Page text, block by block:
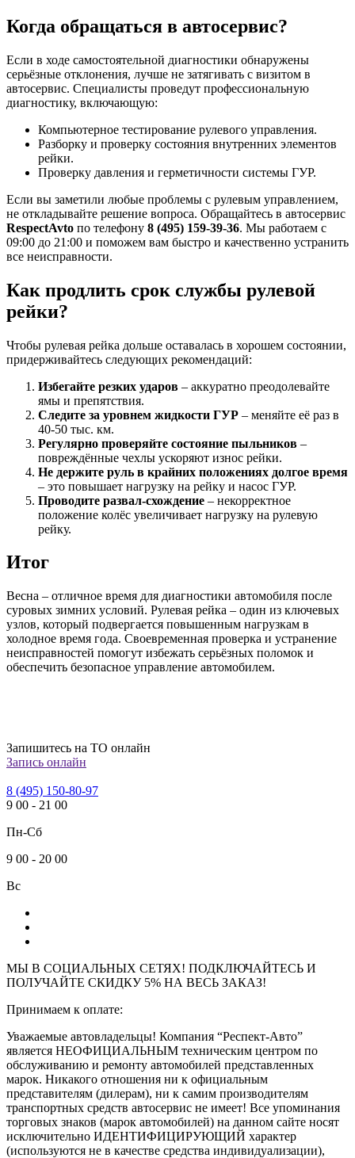
Когда обращаться в автосервис?
Если в ходе самостоятельной диагностики обнаружены
серьёзные отклонения, лучше не затягивать с визитом в
автосервис. Специалисты проведут профессиональную
диагностику, включающую:
Компьютерное тестирование рулевого управления.
Разборку и проверку состояния внутренних элементов
рейки.
Проверку давления и герметичности системы ГУР.
Если вы заметили любые проблемы с рулевым управлением,
не откладывайте решение вопроса. Обращайтесь в автосервис
RespectAvto по телефону 8 (495) 159-39-36. Мы работаем с
09:00 до 21:00 и поможем вам быстро и качественно устранить
все неисправности.
Как продлить срок службы рулевой
рейки?
Чтобы рулевая рейка дольше оставалась в хорошем состоянии,
придерживайтесь следующих рекомендаций:
Избегайте резких ударов – аккуратно преодолевайте
ямы и препятствия.
Следите за уровнем жидкости ГУР – меняйте её раз в
40-50 тыс. км.
Регулярно проверяйте состояние пыльников –
повреждённые чехлы ускоряют износ рейки.
Не держите руль в крайних положениях долгое время
– это повышает нагрузку на рейку и насос ГУР.
Проводите развал-схождение – некорректное
положение колёс увеличивает нагрузку на рулевую
рейку.
Итог
Весна – отличное время для диагностики автомобиля после
суровых зимних условий. Рулевая рейка – один из ключевых
узлов, который подвергается повышенным нагрузкам в
холодное время года. Своевременная проверка и устранение
неисправностей помогут избежать серьёзных поломок и
обеспечить безопасное управление автомобилем.
Запишитесь на ТО онлайн
Запись онлайн
8 (495) 150-80-97
9 00 - 21 00
Пн-Сб
9 00 - 20 00
Вс
МЫ В СОЦИАЛЬНЫХ СЕТЯХ! ПОДКЛЮЧАЙТЕСЬ И
ПОЛУЧАЙТЕ СКИДКУ 5% НА ВЕСЬ ЗАКАЗ!
Принимаем к оплате:
Уважаемые автовладельцы! Компания “Респект-Авто”
является НЕОФИЦИАЛЬНЫМ техническим центром по
обслуживанию и ремонту автомобилей представленных
марок. Никакого отношения ни к официальным
представителям (дилерам), ни к самим производителям
транспортных средств автосервис не имеет! Все упоминания
торговых знаков (марок автомобилей) на данном сайте носят
исключительно ИДЕНТИФИЦИРУЮЩИЙ характер
(используются не в качестве средства индивидуализации),